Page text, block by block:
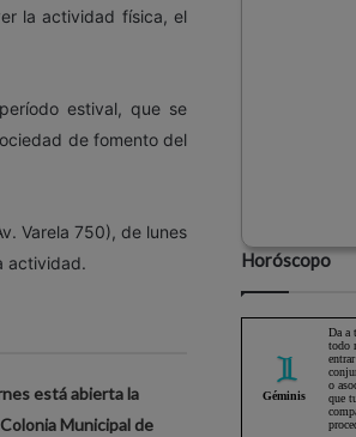
la actividad física, el
estival, que se
de fomento del
Varela 750), de lunes
actividad.
está abierta la
Municipal de
Horóscopo